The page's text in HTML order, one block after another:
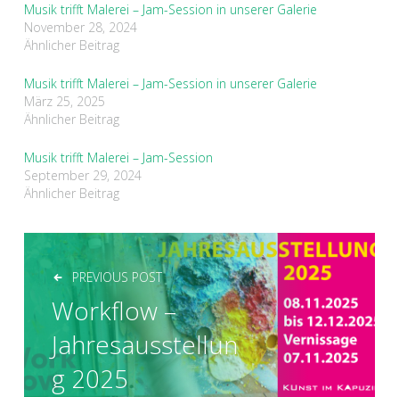
Musik trifft Malerei – Jam-Session in unserer Galerie
November 28, 2024
Ähnlicher Beitrag
Musik trifft Malerei – Jam-Session in unserer Galerie
März 25, 2025
Ähnlicher Beitrag
Musik trifft Malerei – Jam-Session
September 29, 2024
Ähnlicher Beitrag
BEITRAGSNAVIGATION
PREVIOUS POST
Workflow –
Jahresausstellun
g 2025